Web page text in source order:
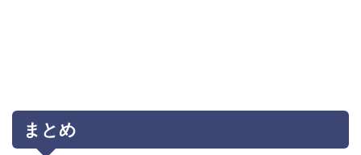
まとめ